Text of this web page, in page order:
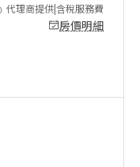
代理商提供|含稅服務費
房價明細